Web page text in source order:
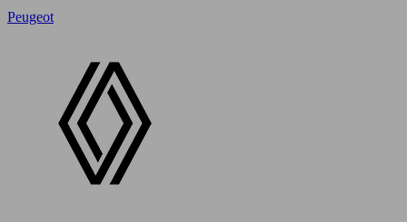
Peugeot